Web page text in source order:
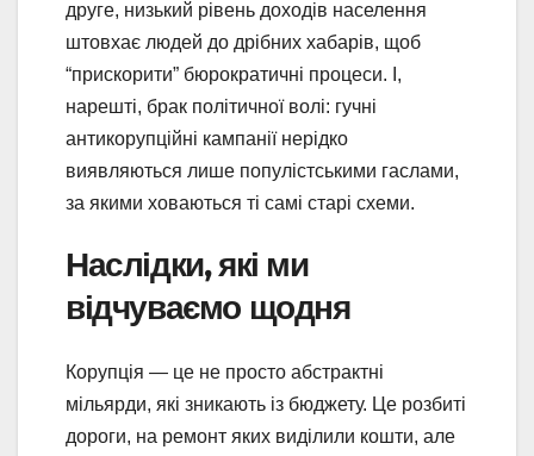
друге, низький рівень доходів населення
штовхає людей до дрібних хабарів, щоб
“прискорити” бюрократичні процеси. І,
нарешті, брак політичної волі: гучні
антикорупційні кампанії нерідко
виявляються лише популістськими гаслами,
за якими ховаються ті самі старі схеми.
Наслідки, які ми
відчуваємо щодня
Корупція — це не просто абстрактні
мільярди, які зникають із бюджету. Це розбиті
дороги, на ремонт яких виділили кошти, але